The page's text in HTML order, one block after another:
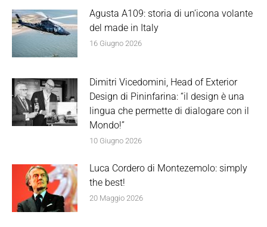
Agusta A109: storia di un’icona volante
del made in Italy
16 Giugno 2026
Dimitri Vicedomini, Head of Exterior
Design di Pininfarina: “il design è una
lingua che permette di dialogare con il
Mondo!”
10 Giugno 2026
Luca Cordero di Montezemolo: simply
the best!
20 Maggio 2026